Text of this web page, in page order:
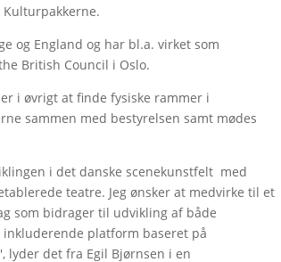
og England og har bl.a. virket som
British Council i Oslo.
i øvrigt at finde fysiske rammer i
sammen med bestyrelsen samt mødes
i det danske scenekunstfelt med
teatre. Jeg ønsker at medvirke til et
som bidrager til udvikling af både
inkluderende platform baseret på
lyder det fra Egil Bjørnsen i en